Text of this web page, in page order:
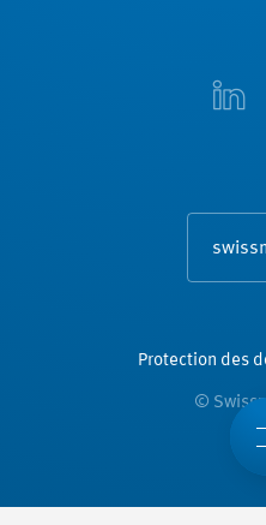
Protection des
©